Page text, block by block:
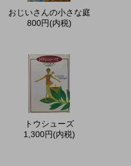
おじいさんの小さな庭
800円(内税)
トウシューズ
1,300円(内税)